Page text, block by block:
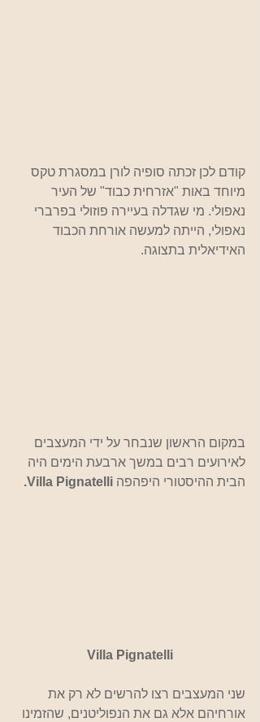
קודם לכן זכתה סופיה לורן במסגרת טקס
מיוחד באות "אזרחית כבוד" של העיר
נאפולי. מי שגדלה בעיירה פוזולי בפרברי
נאפולי, הייתה למעשה אורחת הכבוד
האידיאלית בתצוגה.
במקום הראשון שנבחר על ידי המעצבים
לאירועים רבים במשך ארבעת הימים היה
הבית ההיסטורי היפהפה
Villa Pignatelli
שני המעצבים רצו להרשים לא רק את
אורחיהם אלא גם את הנפוליטנים, שהזמינו